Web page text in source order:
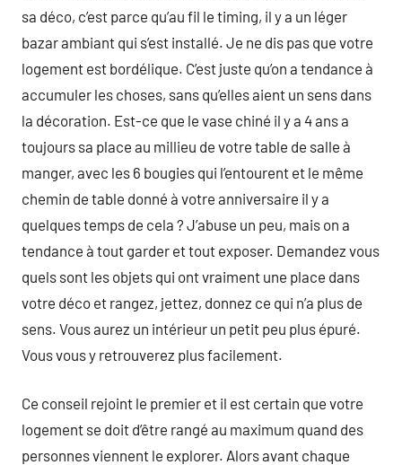
sa déco, c’est parce qu’au fil le timing, il y a un léger
bazar ambiant qui s’est installé. Je ne dis pas que votre
logement est bordélique. C’est juste qu’on a tendance à
accumuler les choses, sans qu’elles aient un sens dans
la décoration. Est-ce que le vase chiné il y a 4 ans a
toujours sa place au millieu de votre table de salle à
manger, avec les 6 bougies qui l’entourent et le même
chemin de table donné à votre anniversaire il y a
quelques temps de cela ? J’abuse un peu, mais on a
tendance à tout garder et tout exposer. Demandez vous
quels sont les objets qui ont vraiment une place dans
votre déco et rangez, jettez, donnez ce qui n’a plus de
sens. Vous aurez un intérieur un petit peu plus épuré.
Vous vous y retrouverez plus facilement.
Ce conseil rejoint le premier et il est certain que votre
logement se doit d’être rangé au maximum quand des
personnes viennent le explorer. Alors avant chaque